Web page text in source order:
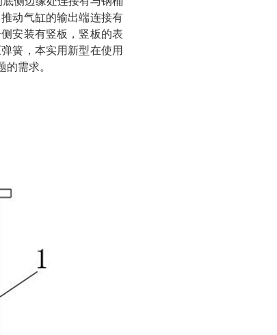
动气缸的输出端连接有
安装有竖板，竖板的表
簧，本实用新型在使用
需求。